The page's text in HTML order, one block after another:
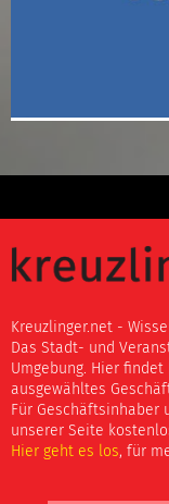
Kreuzlinger.net -
Das Stadt- und
Umgebung. Hier
ausgewähltes
Für Geschäftsinhaber
unserer Seite
Hier geht es los, für